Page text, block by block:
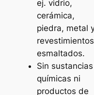
ej. vidrio,
cerámica,
piedra, metal
revestimientos
esmaltados.
Sin sustancias
químicas ni
productos de